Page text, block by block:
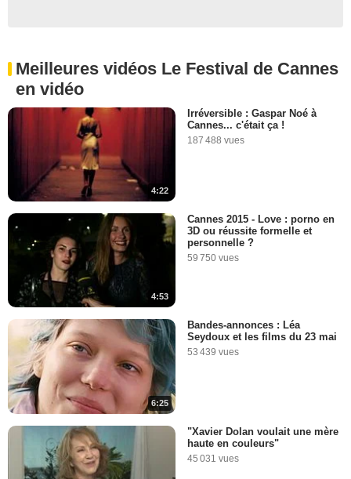
Meilleures vidéos Le Festival de Cannes
en vidéo
4:22
Irréversible : Gaspar Noé à
Cannes... c'était ça !
187 488 vues
4:53
Cannes 2015 - Love : porno en
3D ou réussite formelle et
personnelle ?
59 750 vues
6:25
Bandes-annonces : Léa
Seydoux et les films du 23 mai
53 439 vues
"Xavier Dolan voulait une mère
haute en couleurs"
45 031 vues